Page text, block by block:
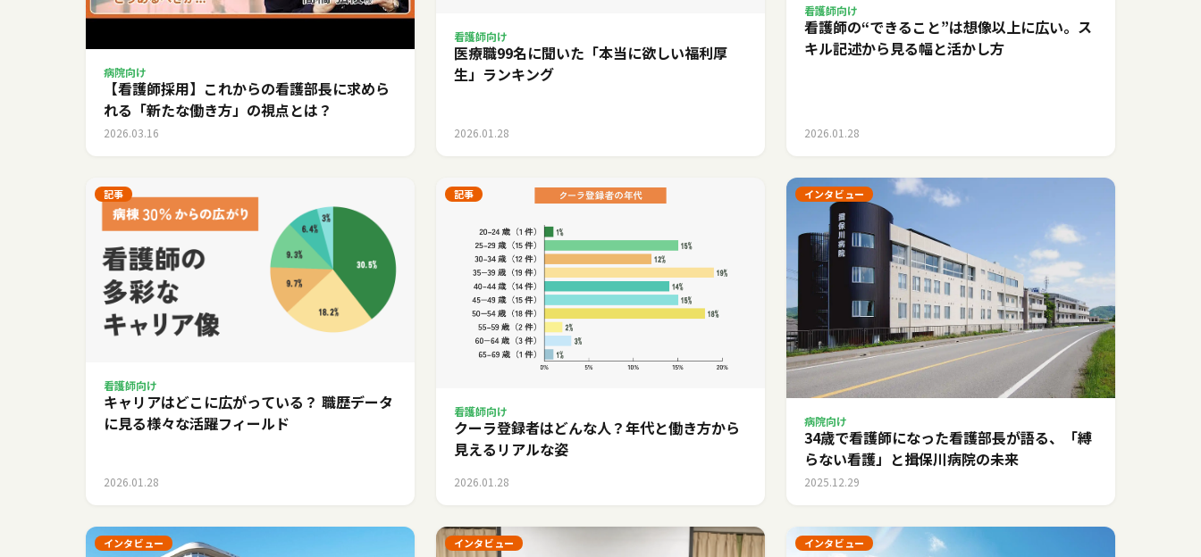
病院向け
【看護師採用】これからの看護部長に求めら
れる「新たな働き方」の視点とは？
2026.03.16
看護師向け
医療職99名に聞いた「本当に欲しい福利厚
生」ランキング
2026.01.28
看護師向け
看護師の“できること”は想像以上に広い。ス
キル記述から見る幅と活かし方
2026.01.28
記事
看護師向け
キャリアはどこに広がっている？ 職歴データ
に見る様々な活躍フィールド
2026.01.28
記事
看護師向け
クーラ登録者はどんな人？年代と働き方から
見えるリアルな姿
2026.01.28
インタビュー
病院向け
34歳で看護師になった看護部長が語る、「縛
らない看護」と揖保川病院の未来
2025.12.29
インタビュー インタビュー インタビュー